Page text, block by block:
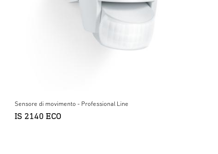
Sensore di movimento - Professional Line
IS 2140 ECO